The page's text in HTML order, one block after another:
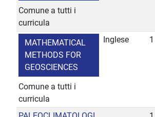
Comune a tutti i
curricula
MATHEMATICAL
METHODS FOR
GEOSCIENCES
Comune a tutti i
curricula
Inglese 1